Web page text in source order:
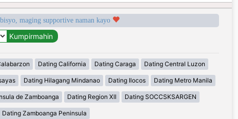
maging supportive naman kayo
Dating California Dating Caraga Dating Central Luzon
Dating Hilagang Mindanao Dating Ilocos Dating Metro Manila
de Zamboanga Dating Region XII Dating SOCCSKSARGEN
Dating Zamboanga Peninsula